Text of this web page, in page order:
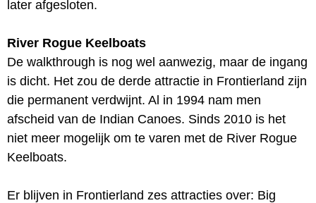
later afgesloten.
River Rogue Keelboats
De walkthrough is nog wel aanwezig, maar de ingang
is dicht. Het zou de derde attractie in Frontierland zijn
die permanent verdwijnt. Al in 1994 nam men
afscheid van de Indian Canoes. Sinds 2010 is het
niet meer mogelijk om te varen met de River Rogue
Keelboats.
Er blijven in Frontierland zes attracties over: Big